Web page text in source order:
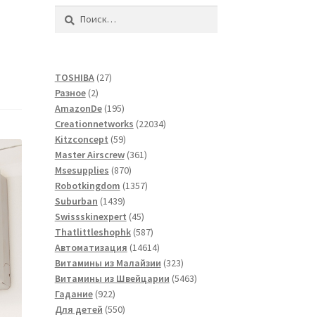
Найти:
TOSHIBA 2727
Разное 22
товара
AmazonDe 195195
товаров
Creationnetworks 2203422034
Kitzconcept 5959
товаров
Master Airscrew 361361
Msesupplies 870870
товаров
Robotkingdom 13571357
Suburban 14391439
товаров
Swissskinexpert 4545
товаров
Thatlittleshophk 587587
товаров
Автоматизация 1461414614
товаров
Витамины из Малайзии 323323
товара
Витамины из Швейцарии 54635463
Гадание 922922
товара
Для детей 550550